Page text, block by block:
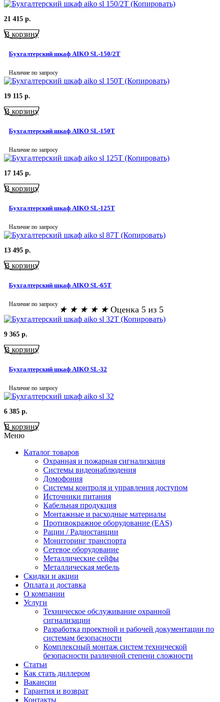
21 415 р.
В корзину
Бухгалтерский шкаф AIKO SL-150/2Т
Наличие по запросу
19 115 р.
В корзину
Бухгалтерский шкаф AIKO SL-150Т
Наличие по запросу
17 145 р.
В корзину
Бухгалтерский шкаф AIKO SL-125Т
Наличие по запросу
13 495 р.
В корзину
Бухгалтерский шкаф AIKO SL-65Т
Наличие по запросу
★ ★ ★ ★ ★ Оценка 5 из 5
9 365 р.
В корзину
Бухгалтерский шкаф AIKO SL-32
Наличие по запросу
6 385 р.
В корзину
Меню
Каталог товаров
Охранная и пожарная сигнализация
Системы видеонаблюдения
Домофония
Системы контроля и управления доступом
Источники питания
Кабельная продукция
Монтажные и расходные материалы
Противокражное оборудование (EAS)
Рации / Радиостанции
Мониторинг транспорта
Сетевое оборудование
Металлические сейфы
Металлическая мебель
Скидки и акции
Оплата и доставка
О компании
Услуги
Техническое обслуживание охранной
сигнализации
Разработка проектной и рабочей документации по
системам безопасности
Комплексный монтаж систем технической
безопасности различной степени сложности
Статьи
Как стать диллером
Вакансии
Гарантия и возврат
Контакты